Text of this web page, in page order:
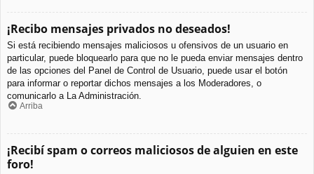
¡Recibo mensajes privados no deseados!
Si está recibiendo mensajes maliciosos u ofensivos de un usuario en
particular, puede bloquearlo para que no le pueda enviar mensajes dentro
de las opciones del Panel de Control de Usuario, puede usar el botón
para informar o reportar dichos mensajes a los Moderadores, o
comunicarlo a La Administración.
Arriba
¡Recibí spam o correos maliciosos de alguien en este
foro!